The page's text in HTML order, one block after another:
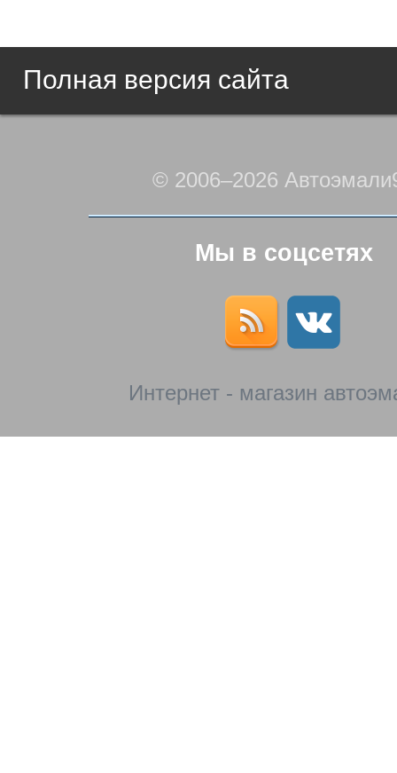
Полная версия сайта
© 2006–2026
Мы в соцсетях
Интернет - магазин